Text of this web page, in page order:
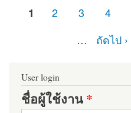
1 2 3 4
…
ถัดไป ›
User login
ชื่อผู้ใช้งาน*